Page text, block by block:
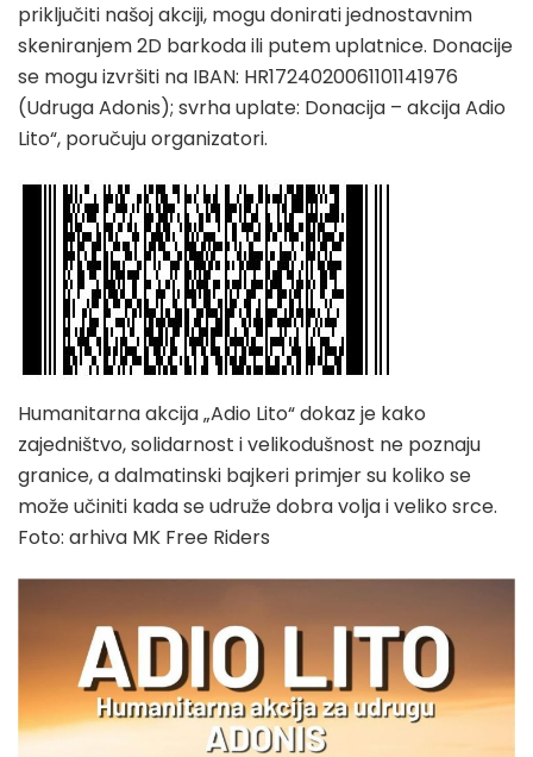
priključiti našoj akciji, mogu donirati jednostavnim
skeniranjem 2D barkoda ili putem uplatnice. Donacije
se mogu izvršiti na IBAN: HR1724020061101141976
(Udruga Adonis); svrha uplate: Donacija – akcija Adio
Lito“, poručuju organizatori.
Humanitarna akcija „Adio Lito“ dokaz je kako
zajedništvo, solidarnost i velikodušnost ne poznaju
granice, a dalmatinski bajkeri primjer su koliko se
može učiniti kada se udruže dobra volja i veliko srce.
Foto: arhiva MK Free Riders